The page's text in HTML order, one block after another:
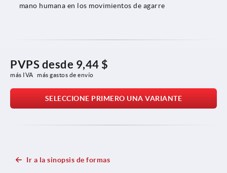
mano humana en los movimientos de agarre
PVPS desde 9,44 $
más IVA más gastos de envío
SELECCIONE PRIMERO UNA VARIANTE
Ir a la sinopsis de formas